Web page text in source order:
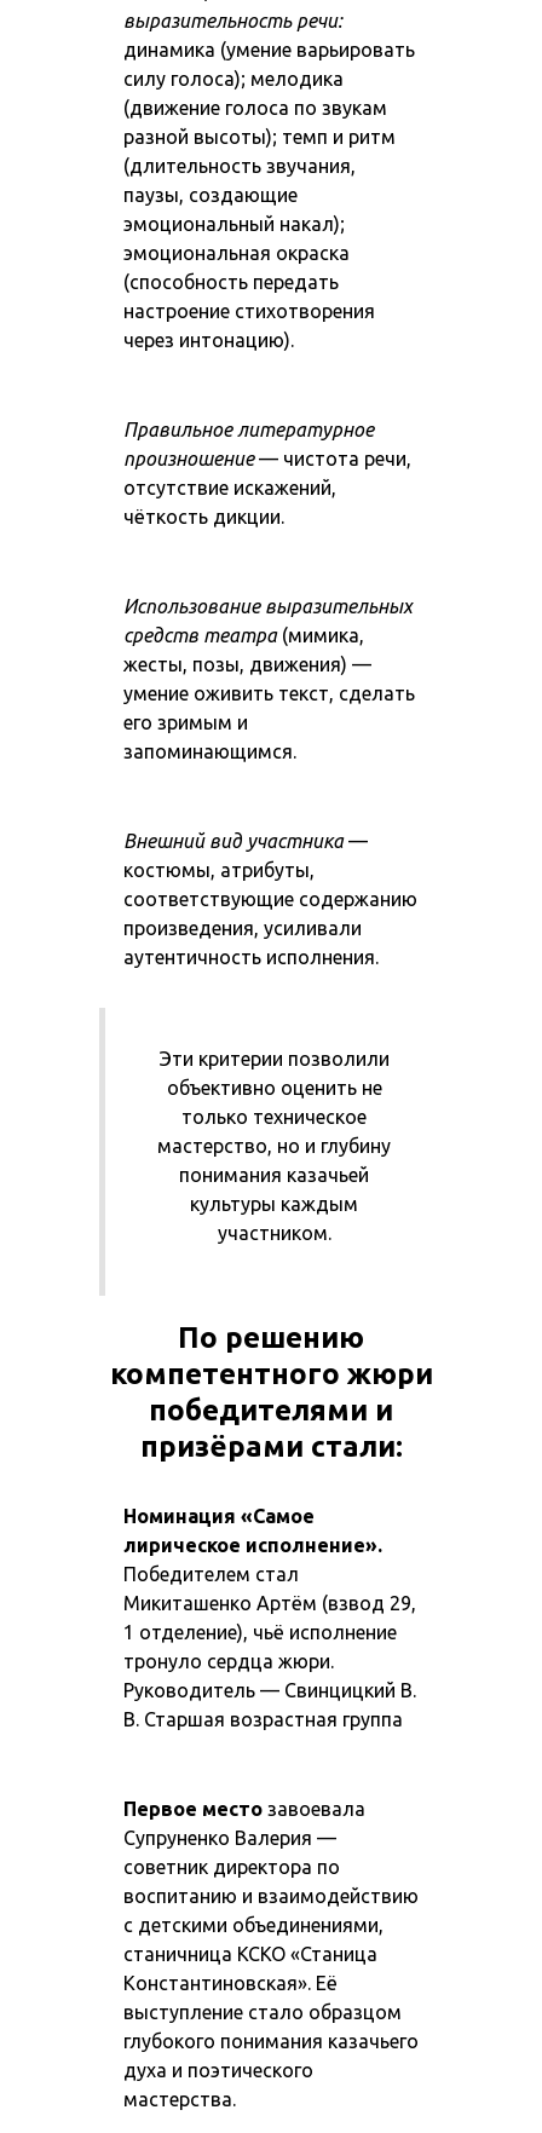
выразительность речи:
динамика (умение варьировать
силу голоса); мелодика
(движение голоса по звукам
разной высоты); темп и ритм
(длительность звучания,
паузы, создающие
эмоциональный накал);
эмоциональная окраска
(способность передать
настроение стихотворения
через интонацию).
Правильное литературное
произношение— чистота речи,
отсутствие искажений,
чёткость дикции.
Использование выразительных
средств театра(мимика,
жесты, позы, движения) —
умение оживить текст, сделать
его зримым и
запоминающимся.
Внешний вид участника—
костюмы, атрибуты,
соответствующие содержанию
произведения, усиливали
аутентичность исполнения.
Эти критерии позволили
объективно оценить не
только техническое
мастерство, но и глубину
понимания казачьей
культуры каждым
участником.
По решению
компетентного жюри
победителями и
призёрами стали:
Номинация «Самое
лирическое исполнение».
Победителем стал
Микиташенко Артём (взвод 29,
1 отделение), чьё исполнение
тронуло сердца жюри.
Руководитель — Свинцицкий В.
В. Старшая возрастная группа
Первое место завоевала
Супруненко Валерия —
советник директора по
воспитанию и взаимодействию
с детскими объединениями,
станичница КСКО «Станица
Константиновская». Её
выступление стало образцом
глубокого понимания казачьего
духа и поэтического
мастерства.